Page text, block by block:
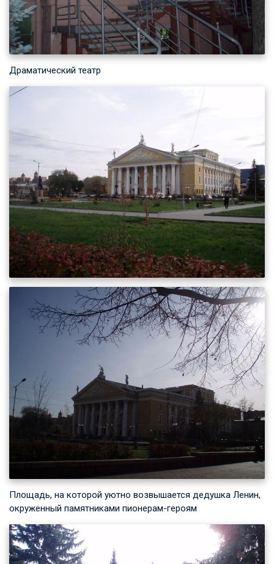
Драматический театр
Площадь, на которой уютно возвышается дедушка Ленин,
окруженный памятниками пионерам-героям